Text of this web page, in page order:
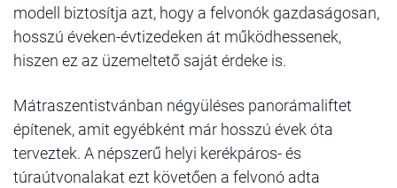
modell biztosítja azt, hogy a felvonók gazdaságosan,
hosszú éveken-évtizedeken át működhessenek,
hiszen ez az üzemeltető saját érdeke is.
Mátraszentistvánban négyüléses panorámaliftet
építenek, amit egyébként már hosszú évek óta
terveztek. A népszerű helyi kerékpáros- és
túraútvonalakat ezt követően a felvonó adta